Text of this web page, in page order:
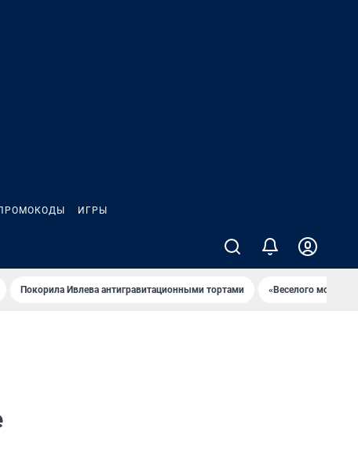
ИГРЫ
Покорила Ивлева антигравитационными тортами «Веселого